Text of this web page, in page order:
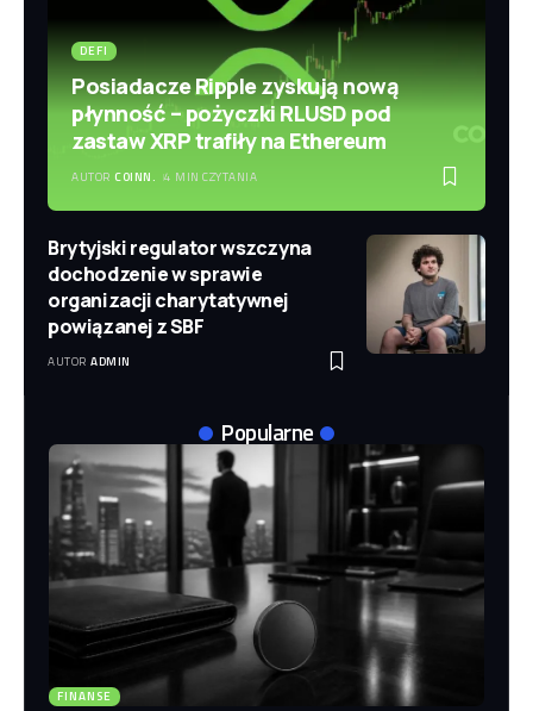
DEFI
Posiadacze Ripple zyskują nową
płynność – pożyczki RLUSD pod
zastaw XRP trafiły na Ethereum
AUTOR COINN. 4 MIN CZYTANIA
Brytyjski regulator wszczyna
dochodzenie w sprawie
organizacji charytatywnej
powiązanej z SBF
AUTOR ADMIN
Popularne
FINANSE